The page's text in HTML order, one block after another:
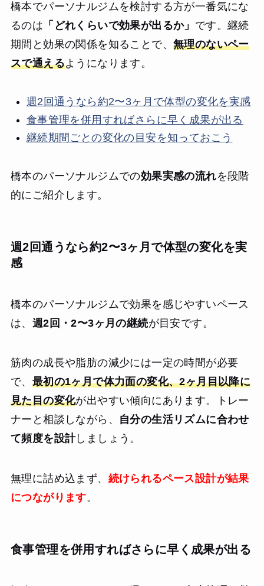
橋本でパーソナルジムを検討する方が一番気にな
るのは 「どれくらいで効果が出るか」 です。継続
期間と効果の関係を知ることで、 無理のないペー
スで通えるようになります。
週2回通うなら約2〜3ヶ月で体型の変化を実感
食事管理を併用すればさらに早く成果が出る
継続期間ごとの変化の目安を知っておこう
橋本のパーソナルジムでの効果実感の流れを段階
的にご紹介します。
週2回通うなら約2〜3ヶ月で体型の変化を実
感
橋本のパーソナルジムで効果を感じやすいペース
は、 週2回・2〜3ヶ月の継続が目安です。
筋肉の成長や脂肪の減少には一定の時間が必要
で、 最初の1ヶ月で体力面の変化、2ヶ月目以降に
見た目の変化が出やすい傾向にあります。トレー
ナーと相談しながら、
自分の生活リズムに合わせ
て頻度を設計しましょう。
無理に詰め込まず、 続けられるペース設計が結果
につながります。
食事管理を併用すればさらに早く成果が出る